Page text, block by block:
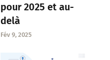
pour 2025 et au-
delà
Fév 9, 2025